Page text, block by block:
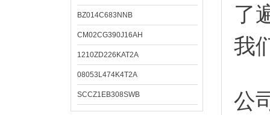
BZ014C683NNB
CM02CG390J16AH
1210ZD226KAT2A
08053L474K4T2A
SCCZ1EB308SWB
了
我
公